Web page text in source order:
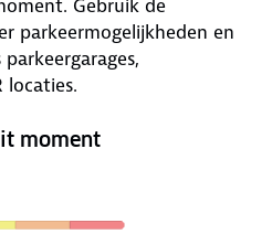
Gebruik de
parkeermogelijkheden en
locaties.
moment